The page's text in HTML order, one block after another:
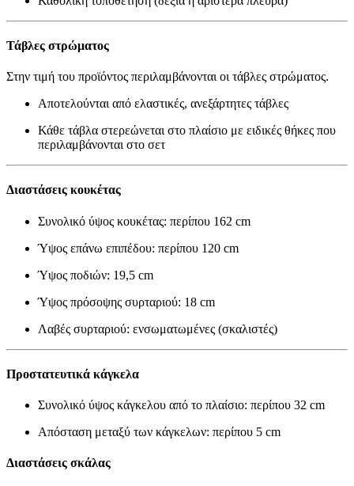
Τάβλες στρώματος
Στην τιμή του προϊόντος περιλαμβάνονται οι τάβλες στρώματος.
Αποτελούνται από ελαστικές, ανεξάρτητες τάβλες
Κάθε τάβλα στερεώνεται στο πλαίσιο με ειδικές θήκες που
περιλαμβάνονται στο σετ
Διαστάσεις κουκέτας
Συνολικό ύψος κουκέτας: περίπου 162 cm
Ύψος επάνω επιπέδου: περίπου 120 cm
Ύψος ποδιών: 19,5 cm
Ύψος πρόσοψης συρταριού: 18 cm
Λαβές συρταριού: ενσωματωμένες (σκαλιστές)
Προστατευτικά κάγκελα
Συνολικό ύψος κάγκελου από το πλαίσιο: περίπου 32 cm
Απόσταση μεταξύ των κάγκελων: περίπου 5 cm
Διαστάσεις σκάλας